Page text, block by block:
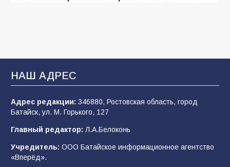
В Батайске продолжаются дорожные работы
100 04.08.2026
Будет ли мобилизация в России в 2026 году
после выборов: в Госдуме дали ответ
95 06.08.2026
НАШ АДРЕС
Адрес редакции: 346880, Ростовская область, город
Батайск, ул. М. Горького, 127
Главный редактор: Л.А.Белоконь
Учредитель: ООО Батайское информационное агентство
«Вперёд».